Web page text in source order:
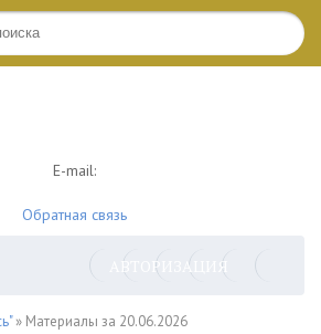
E-mail:
Обратная связь
АВТОРИЗАЦИЯ
» Материалы за 20.06.2026